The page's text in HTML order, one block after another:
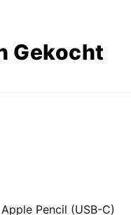
Gekocht
Apple Pencil (USB-C)